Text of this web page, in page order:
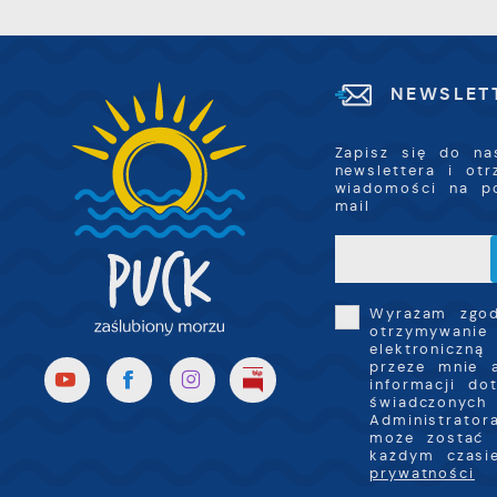
Zapisz się do
newslettera i
wiadomości na
mail
Wyrażam
otrzymywanie
elektroniczną
przeze mnie
informacji
świadczonych
może zostać
każdym
prywatności